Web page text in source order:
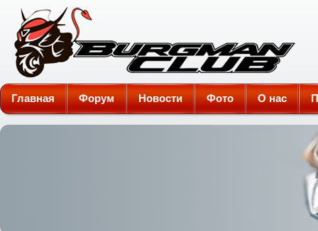
Burgman-Club
Главная Форум Новости Фото О нас